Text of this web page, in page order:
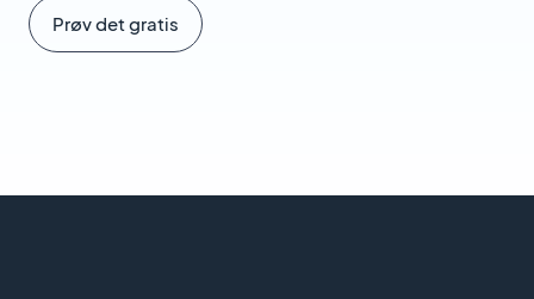
Prøv det gratis